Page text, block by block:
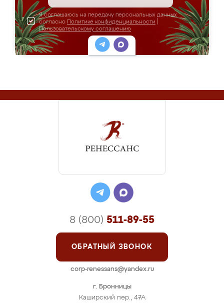
Я соглашаюсь на передачу персональных данных
согласно Политике конфиденциальности
Пользовательскому соглашению
г. Бронницы
Каширский пер., 47А
8 (800) 511-89-55
ОБРАТНЫЙ ЗВОНОК
corp-renessans@yandex.ru